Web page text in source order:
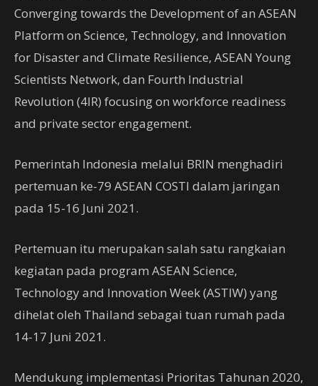
Converging towards the Development of an ASEAN
Platform on Science, Technology, and Innovation
for Disaster and Climate Resilience, ASEAN Young
Scientists Network, dan Fourth Industrial
Revolution (4IR) focusing on workforce readiness
and private sector engagement.
Pemerintah Indonesia melalui BRIN menghadiri
pertemuan ke-79 ASEAN COSTI dalam jaringan
pada 15-16 Juni 2021.
Pertemuan itu merupakan salah satu rangkaian
kegiatan pada program ASEAN Science,
Technology and Innovation Week (ASTIW) yang
dihelat oleh Thailand sebagai tuan rumah pada
14-17 Juni 2021.
Mendukung implementasi Prioritas Tahunan 2020,